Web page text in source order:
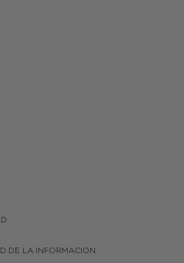
DE LA INFORMACION